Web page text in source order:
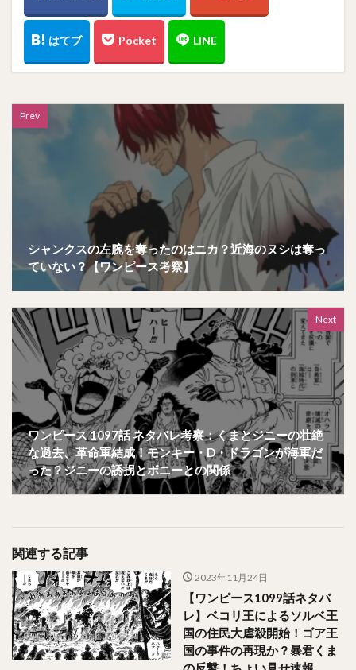
Prev
シャンクスの左腕を奪ったのはニカ？近海のヌシは奪っ
ていない？【ワンピース考察】
Next
ワンピース 1097話 ネタバレ考察：くまとジニーの壮絶
な過去、革命軍結成！モンキー・D・ドラゴンが海軍だ
った？ジニーの誘拐とボニーとの関係
関連する記事
2023年11月24日
【ワンピース1099話ネタバ
レ】ベコリ王によるソルベ王
国の住民大虐殺開始！ゴア王
国の事件の再現か？暴君くま